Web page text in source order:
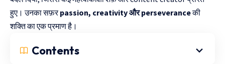
हुए। उनका सफ़रpassion, creativity और perseveranceकी
शक्ति का एक प्रमाण है।
Contents